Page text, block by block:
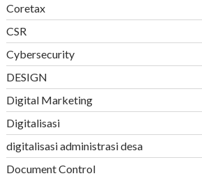
Coretax
CSR
Cybersecurity
DESIGN
Digital Marketing
Digitalisasi
digitalisasi administrasi desa
Document Control